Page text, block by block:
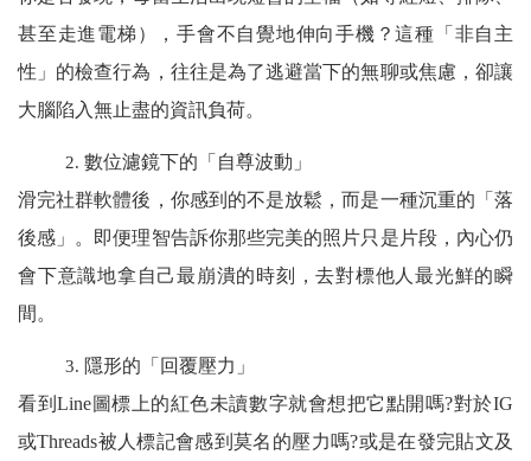
甚至走進電梯），手會不自覺地伸向手機？這種「非自主
性」的檢查行為，往往是為了逃避當下的無聊或焦慮，卻讓
大腦陷入無止盡的資訊負荷。
2. 數位濾鏡下的「自尊波動」
滑完社群軟體後，你感到的不是放鬆，而是一種沉重的「落
後感」。即便理智告訴你那些完美的照片只是片段，內心仍
會下意識地拿自己最崩潰的時刻，去對標他人最光鮮的瞬
間。
3. 隱形的「回覆壓力」
看到Line圖標上的紅色未讀數字就會想把它點開嗎?對於IG
或Threads被人標記會感到莫名的壓力嗎?或是在發完貼文及